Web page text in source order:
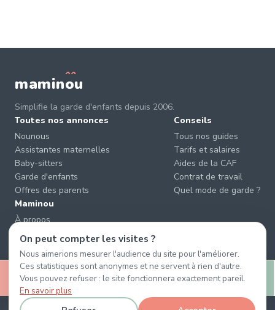
🤍
maminou
Simplifie la garde d'enfants depuis 2006.
Toutes nos annonces
Nounous
Assistantes maternelles
Baby-sitters
Garde d'enfants
Offres des parents
Conseils
Tous nos guides
Tarifs et salaires
Aides de la CAF
Contrat de travail
Quel mode de garde ?
Maminou
À propos
Nous contacter
Éviter les arnaques
CGU & CGV
Confidentialité
On peut compter les visites ?
Nous aimerions mesurer l'audience du site pour l'améliorer.
Ces statistiques sont anonymes et ne servent à rien d'autre.
Vous pouvez refuser : le site fonctionnera exactement pareil.
En savoir plus